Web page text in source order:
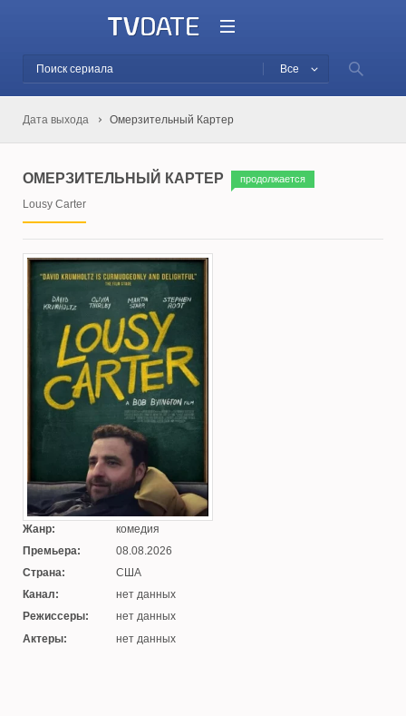
Все
Дата выхода Омерзительный Картер
ОМЕРЗИТЕЛЬНЫЙ КАРТЕР продолжается
Lousy Carter
Жанр:
комедия
Премьера:
08.08.2026
Страна:
США
Канал:
нет данных
Режиссеры:
нет данных
Актеры:
нет данных